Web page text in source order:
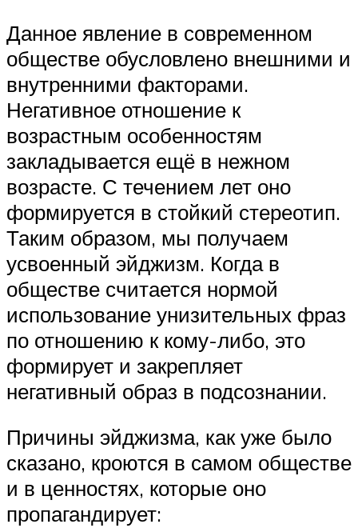
Данное явление в современном
обществе обусловлено внешними и
внутренними факторами.
Негативное отношение к
возрастным особенностям
закладывается ещё в нежном
возрасте. С течением лет оно
формируется в стойкий стереотип.
Таким образом, мы получаем
усвоенный эйджизм. Когда в
обществе считается нормой
использование унизительных фраз
по отношению к кому-либо, это
формирует и закрепляет
негативный образ в подсознании.
Причины эйджизма, как уже было
сказано, кроются в самом обществе
и в ценностях, которые оно
пропагандирует: